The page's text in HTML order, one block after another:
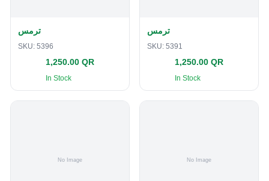
ترمس
SKU: 5396
1,250.00 QR
In Stock
ترمس
SKU: 5391
1,250.00 QR
In Stock